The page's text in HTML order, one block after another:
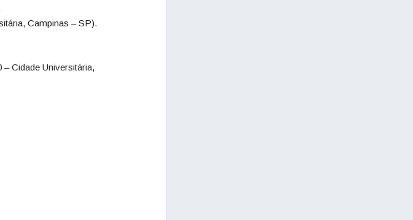
Campinas – SP).
Cidade Universitária,